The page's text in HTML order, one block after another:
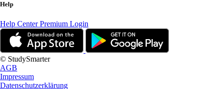
Help
Help CenterPremium Login
© StudySmarter
AGB
Impressum
Datenschutzerklärung